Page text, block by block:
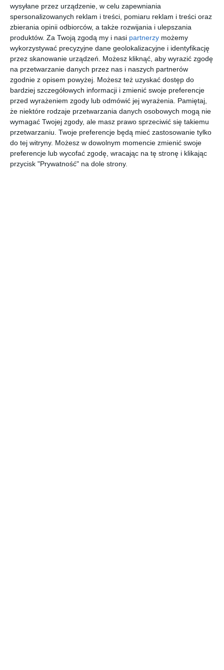
wysyłane przez urządzenie, w celu zapewniania
spersonalizowanych reklam i treści, pomiaru reklam i treści oraz
zbierania opinii odbiorców, a także rozwijania i ulepszania
produktów. Za Twoją zgodą my i nasi partnerzy możemy
wykorzystywać precyzyjne dane geolokalizacyjne i identyfikację
przez skanowanie urządzeń. Możesz kliknąć, aby wyrazić zgodę
na przetwarzanie danych przez nas i naszych partnerów
zgodnie z opisem powyżej. Możesz też uzyskać dostęp do
bardziej szczegółowych informacji i zmienić swoje preferencje
przed wyrażeniem zgody lub odmówić jej wyrażenia.
Pamiętaj,
że niektóre rodzaje przetwarzania danych osobowych mogą nie
wymagać Twojej zgody, ale masz prawo sprzeciwić się takiemu
przetwarzaniu. Twoje preferencje będą mieć zastosowanie tylko
do tej witryny. Możesz w dowolnym momencie zmienić swoje
preferencje lub wycofać zgodę, wracając na tę stronę i klikając
przycisk "Prywatność" na dole strony.
Aranżacja projektu domu pod Wrocławiem. Nowoczesny
dom z klasą. Dominujące kolory to granatowy i drewniany,
które nadają spójny charakter całemu
POKAŻ WIĘCEJ
AUTOR:Decoroom
Kategoria projektu
Mieszkanie
DODAJ DO ULUBIONYCH UDOSTĘPNIJ
Pozostałe zdjęcia w projekcie:Projekt domu pod
Wrocławiem